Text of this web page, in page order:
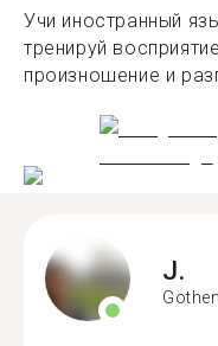
Учи иностранный
тренируй
произношение и
J.